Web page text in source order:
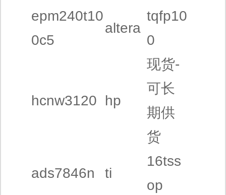
epm240t10
0c5
altera
tqfp10
0
hcnw3120 hp
现货-
可长
期供
货
ads7846n ti
16tss
op